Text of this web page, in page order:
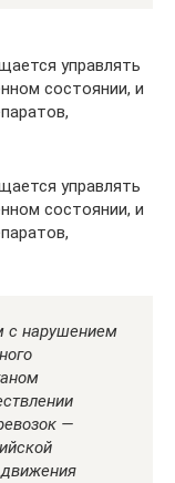
управлять
состоянии, и
управлять
состоянии, и
с нарушением
—